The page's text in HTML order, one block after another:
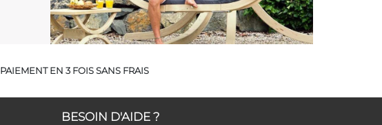
PAIEMENT EN 3 FOIS SANS FRAIS
BESOIN D'AIDE ?